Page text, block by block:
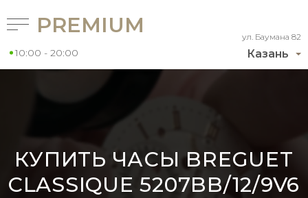
Казань
ул. Баумана 82
PREMIUM
10:00 - 20:00
КУПИТЬ ЧАСЫ BREGUET
CLASSIQUE 5207BB/12/9V6